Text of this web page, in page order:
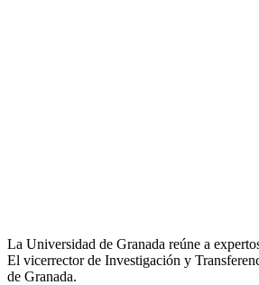
La Universidad de Granada reúne a
El vicerrector de Investigación y
de Granada.